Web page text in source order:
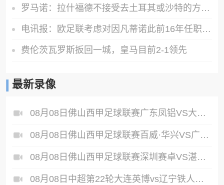
罗马诺：拉什福德不接受去土耳其或沙特的方案，最可能结果是留队
电讯报：欧足联考虑对因凡蒂诺此前16年任职期间行为展开调查
费伦茨瓦罗斯扳回一城，皇马目前2-1领先
最新录像
08月08日佛山西甲足球联赛广东凤铝VS大塘控股全场录像
08月08日佛山西甲足球联赛百威·华兴VS广州苏雅蔚雨堂全场录像
08月08日佛山西甲足球联赛深圳赛卓VS湛江热点·粤标售电全场录像
08月08日中超第22轮大连英博vs辽宁铁人全场录像